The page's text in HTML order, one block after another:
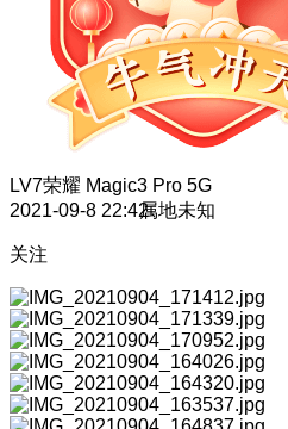
LV7荣耀 Magic3 Pro 5G
2021-09-8 22:42属地未知
关注